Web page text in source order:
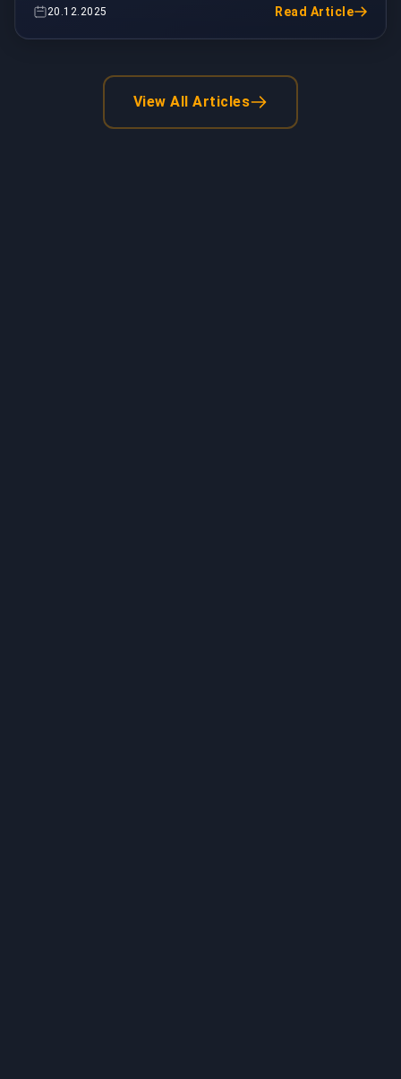
übernommen. Und bevor ...
20.12.2025 Read Article
View All Articles